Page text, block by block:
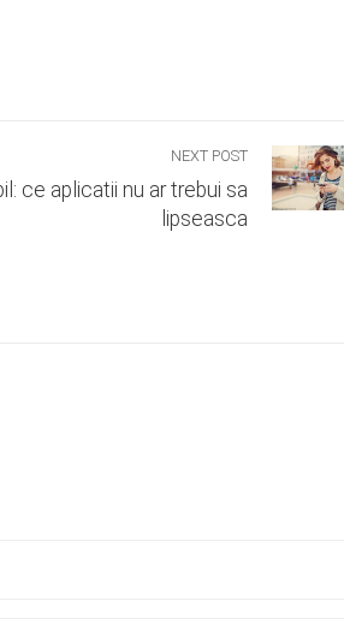
NEXT POST
ce aplicatii nu ar trebui sa
lipseasca